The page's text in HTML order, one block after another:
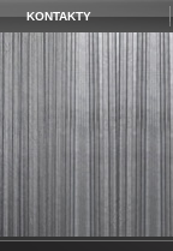
KONTAKTY